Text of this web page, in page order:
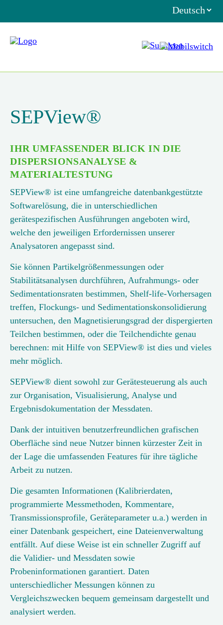
SEPView®
IHR UMFASSENDER BLICK IN DIE
DISPERSIONSANALYSE &
MATERIALTESTUNG
SEPView® ist eine umfangreiche datenbankgestützte
Softwarelösung, die in unterschiedlichen
gerätespezifischen Ausführungen angeboten wird,
welche den jeweiligen Erfordernissen unserer
Analysatoren angepasst sind.
Sie können Partikelgrößenmessungen oder
Stabilitätsanalysen durchführen, Aufrahmungs- oder
Sedimentationsraten bestimmen, Shelf-life-Vorhersagen
treffen, Flockungs- und Sedimentationskonsolidierung
untersuchen, den Magnetisierungsgrad der dispergierten
Teilchen bestimmen, oder die Teilchendichte genau
berechnen: mit Hilfe von SEPView® ist dies und vieles
mehr möglich.
SEPView® dient sowohl zur Gerätesteuerung als auch
zur Organisation, Visualisierung, Analyse und
Ergebnisdokumentation der Messdaten.
Dank der intuitiven benutzerfreundlichen grafischen
Oberfläche sind neue Nutzer binnen kürzester Zeit in
der Lage die umfassenden Features für ihre tägliche
Arbeit zu nutzen.
Die gesamten Informationen (Kalibrierdaten,
programmierte Messmethoden, Kommentare,
Transmissionsprofile, Geräteparameter u.a.) werden in
einer Datenbank gespeichert, eine Dateienverwaltung
entfällt. Auf diese Weise ist ein schneller Zugriff auf
die Validier- und Messdaten sowie
Probeninformationen garantiert. Daten
unterschiedlicher Messungen können zu
Vergleichszwecken bequem gemeinsam dargestellt und
analysiert werden.